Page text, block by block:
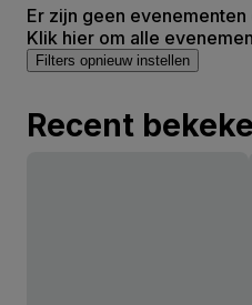
Er zijn geen
Klik hier om alle
Filters opnieuw instellen
Recent